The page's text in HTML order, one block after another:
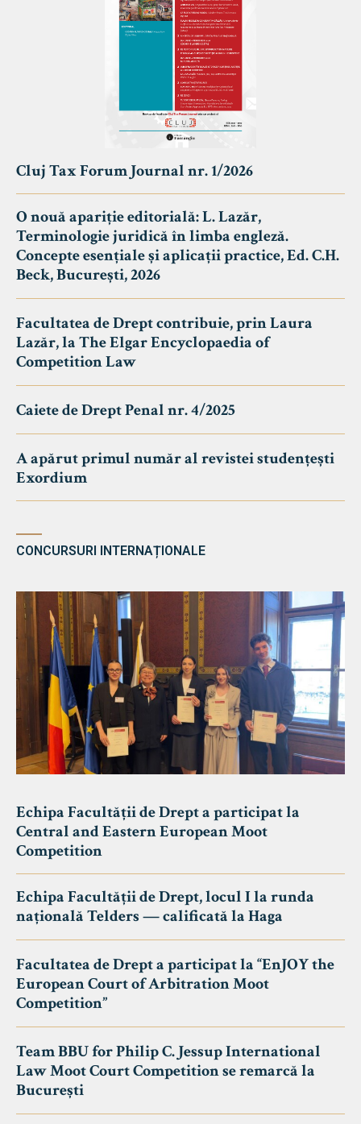
Cluj Tax Forum Journal nr. 1/2026
O nouă apariție editorială: L. Lazăr,
Terminologie juridică în limba engleză.
Concepte esențiale și aplicații practice, Ed. C.H.
Beck, București, 2026
Facultatea de Drept contribuie, prin Laura
Lazăr, la The Elgar Encyclopaedia of
Competition Law
Caiete de Drept Penal nr. 4/2025
A apărut primul număr al revistei studențești
Exordium
CONCURSURI INTERNAȚIONALE
Echipa Facultății de Drept a participat la
Central and Eastern European Moot
Competition
Echipa Facultății de Drept, locul I la runda
națională Telders — calificată la Haga
Facultatea de Drept a participat la “EnJOY the
European Court of Arbitration Moot
Competition”
Team BBU for Philip C. Jessup International
Law Moot Court Competition se remarcă la
București